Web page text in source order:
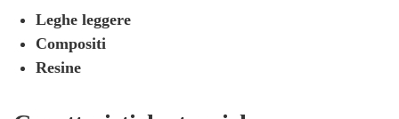
Leghe leggere
Compositi
Resine